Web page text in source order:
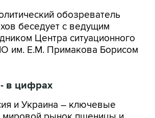
обозреватель
беседует с ведущим
Центра ситуационного
им. Е.М. Примакова Борисом
в цифрах
и Украина – ключевые